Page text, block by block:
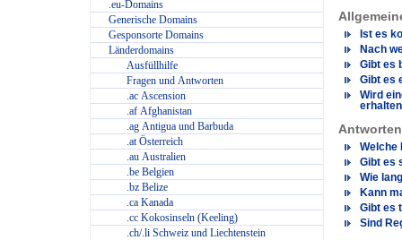
.eu-Domains
Generische Domains
Gesponsorte Domains
Länderdomains
Ausfüllhilfe
Fragen und Antworten
.ac Ascension
.af Afghanistan
.ag Antigua und Barbuda
.at Österreich
.au Australien
.be Belgien
.bz Belize
.ca Kanada
.cc Kokosinseln (Keeling)
.ch/.li Schweiz und Liechtenstein
Ist es
Nach
Gibt es
Gibt es
Wird
Welche
Gibt es
Wie
Kann
Gibt es
Sind